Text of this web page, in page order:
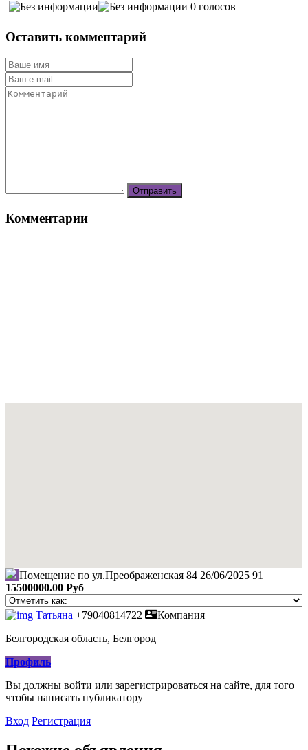
0 голосов
Оставить комментарий
Комментарии
Помещение по ул.Преображенская 84 26/06/2025 91
15500000.00 Руб
Татьяна +79040814722
Компания
Белгородская область, Белгород
Профиль
Вы должны войти или зарегистрироваться на сайте, для того
чтобы написать публикатору
Вход Регистрация